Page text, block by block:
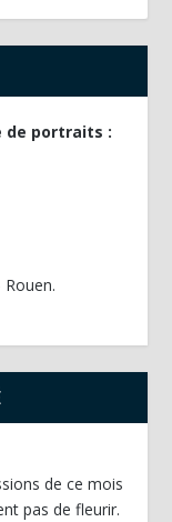
de portraits :
de ce mois
pas de fleurir.